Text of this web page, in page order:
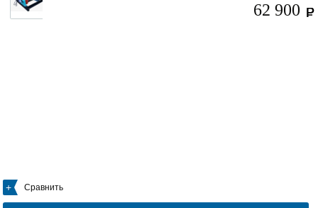
Сравнить
62 900